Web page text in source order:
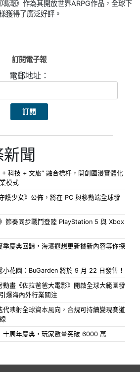
潮》作為其開放世界ARPG作品，全球下
獲得了廣泛好評。
訂閱電子報
電郵地址：
聞
+ 科技 + 文旅” 融合標杆，開創國漫實體化
模式
護少女》公佈，將在 PC 與移動端全球發
節奏同步戰鬥登陸 PlayStation 5 與 Xbox
季慶典回歸，海濱遐想更新攜新內容等你探
小花園：BuGarden 將於 9 月 22 日發售！
動畫《佐拉爸爸大電影》開啟全球大範圍發
爆海內外行業關注
代映射全球資本風向，合規可持續變現賽道
十周年慶典，玩家數量突破 6000 萬